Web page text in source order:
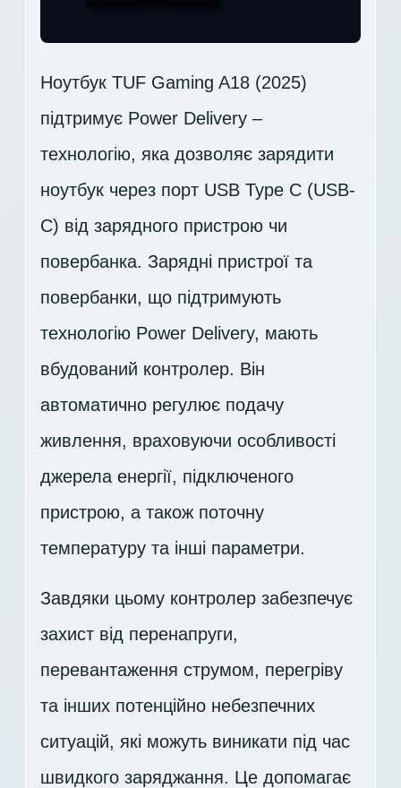
Ноутбук TUF Gaming A18 (2025)
підтримує Power Delivery –
технологію, яка дозволяє зарядити
ноутбук через порт USB Type C (USB-
C) від зарядного пристрою чи
повербанка. Зарядні пристрої та
повербанки, що підтримують
технологію Power Delivery, мають
вбудований контролер. Він
автоматично регулює подачу
живлення, враховуючи особливості
джерела енергії, підключеного
пристрою, а також поточну
температуру та інші параметри.
Завдяки цьому контролер забезпечує
захист від перенапруги,
перевантаження струмом, перегріву
та інших потенційно небезпечних
ситуацій, які можуть виникати під час
швидкого заряджання. Це допомагає